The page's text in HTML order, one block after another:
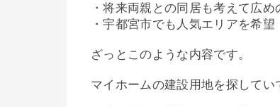
・将来両親との同居も考えて広め
・宇都宮市でも人気エリアを希望
ざっとこのような内容です。
マイホームの建設用地を探してい